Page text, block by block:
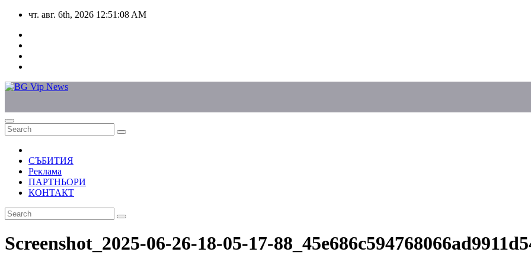
Skip
content
чт. авг. 6th, 2026 12:51:09 AM
СЪБИТИЯ
Реклама
ПАРТНЬОРИ
КОНТАКТ
Screenshot_2025-06-26-18-05-17-